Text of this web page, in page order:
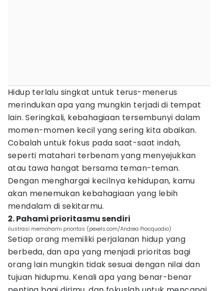
Hidup terlalu singkat untuk terus-menerus
merindukan apa yang mungkin terjadi di tempat
lain. Seringkali, kebahagiaan tersembunyi dalam
momen-momen kecil yang sering kita abaikan.
Cobalah untuk fokus pada saat-saat indah,
seperti matahari terbenam yang menyejukkan
atau tawa hangat bersama teman-teman.
Dengan menghargai kecilnya kehidupan, kamu
akan menemukan kebahagiaan yang lebih
mendalam di sekitarmu.
2. Pahami prioritasmu sendiri
ilustrasi memahami prioritas (pexels.com/Andrea Piacquadio)
Setiap orang memiliki perjalanan hidup yang
berbeda, dan apa yang menjadi prioritas bagi
orang lain mungkin tidak sesuai dengan nilai dan
tujuan hidupmu. Kenali apa yang benar-benar